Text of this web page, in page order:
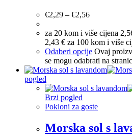
€2,29 – €2,56
za 20 kom i više cijena
2,43 € za 100 kom i više
Odaberi opcije Ovaj
se mogu odabrati na
pogled
Brzi pogled
Pokloni za goste
Morska sol s